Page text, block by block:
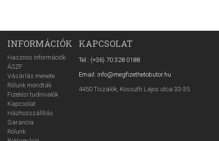
INFORMÁCIÓK
Hasznos információk
ÁSZF
Vásárlás menete
Rólunk mondták
Fizetési tudnivalók
Kapcsolat
Házhozszállítás
Garancia
Rólunk
KAPCSOLAT
Tel.: (+36) 70 328 0188
Email: info@megfizethetobutor.hu
4450 Tiszalök, Kossuth Lajos utca 33-35.